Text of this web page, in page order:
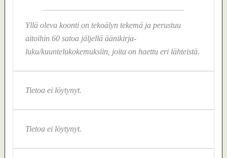
Yllä oleva koonti on tekoälyn tekemä ja perustuu
aitoihin 60 satoa jäljellä äänikirja-
luku/kuuntelukokemuksiin, joita on haettu eri lähteistä.
Tietoa ei löytynyt.
Tietoa ei löytynyt.